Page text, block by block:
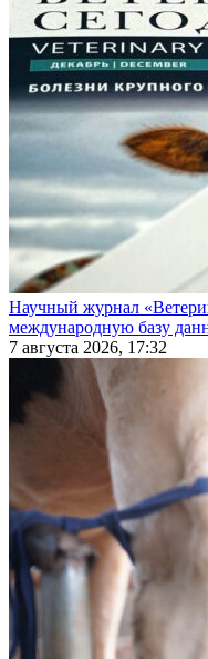
Научный журнал
международную базу
7 августа 2026, 17:32